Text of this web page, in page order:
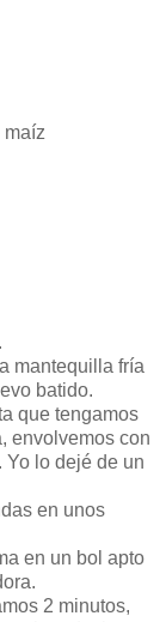
maíz
mantequilla fría
batido.
que tengamos
envolvemos con
Yo lo dejé de un
en unos
en un bol apto
2 minutos,